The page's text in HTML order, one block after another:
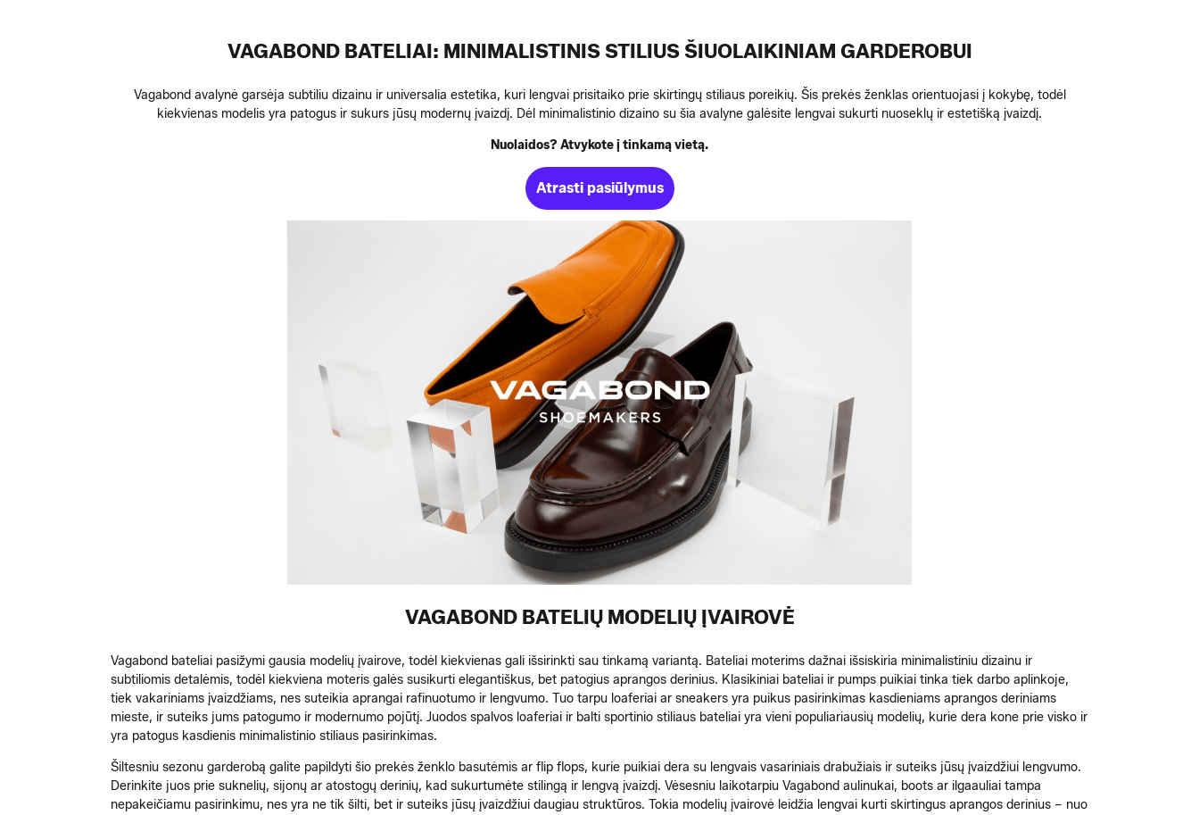
VAGABOND BATELIAI: MINIMALISTINIS STILIUS ŠIUOLAIKINIAM GARDEROBUI
Vagabond avalynė garsėja subtiliu dizainu ir universalia estetika, kuri lengvai prisitaiko prie skirtingų stiliaus poreikių. Šis prekės ženklas orientuojasi į kokybę, todėl
kiekvienas modelis yra patogus ir sukurs jūsų modernų įvaizdį. Dėl minimalistinio dizaino su šia avalyne galėsite lengvai sukurti nuoseklų ir estetišką įvaizdį.
Nuolaidos? Atvykote į tinkamą vietą.
Atrasti pasiūlymus
VAGABOND BATELIŲ MODELIŲ ĮVAIROVĖ
Vagabond bateliai pasižymi gausia modelių įvairove, todėl kiekvienas gali išsirinkti sau tinkamą variantą. Bateliai moterims dažnai išsiskiria minimalistiniu dizainu ir
subtiliomis detalėmis, todėl kiekviena moteris galės susikurti elegantiškus, bet patogius aprangos derinius. Klasikiniai bateliai ir pumps puikiai tinka tiek darbo aplinkoje,
tiek vakariniams įvaizdžiams, nes suteikia aprangai rafinuotumo ir lengvumo. Tuo tarpu loaferiai ar sneakers yra puikus pasirinkimas kasdieniams aprangos deriniams
mieste, ir suteiks jums patogumo ir modernumo pojūtį. Juodos spalvos loaferiai ir balti sportinio stiliaus bateliai yra vieni populiariausių modelių, kurie dera kone prie visko ir
yra patogus kasdienis minimalistinio stiliaus pasirinkimas.
Šiltesniu sezonu garderobą galite papildyti šio prekės ženklo basutėmis ar flip flops, kurie puikiai dera su lengvais vasariniais drabužiais ir suteiks jūsų įvaizdžiui lengvumo.
Derinkite juos prie suknelių, sijonų ar atostogų derinių, kad sukurtumėte stilingą ir lengvą įvaizdį. Vėsesniu laikotarpiu Vagabond aulinukai, boots ar ilgaauliai tampa
nepakeičiamu pasirinkimu, nes yra ne tik šilti, bet ir suteiks jūsų įvaizdžiui daugiau struktūros. Tokia modelių įvairovė leidžia lengvai kurti skirtingus aprangos derinius – nuo